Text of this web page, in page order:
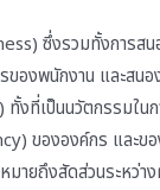
ซึ่งรวมทั้งการสน
องพนักงาน และสน
งที่เป็นนวัตกรรมใน
ขององค์กร และข
ายถึงสัดส่วนระหว่า